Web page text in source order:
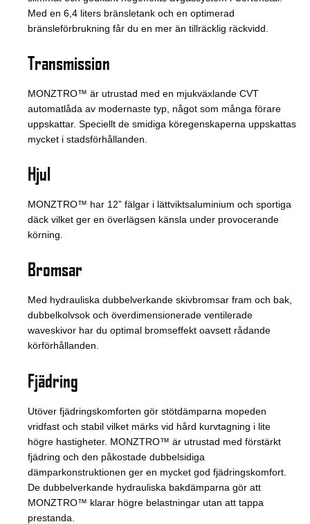
Med en 6,4 liters bränsletank och en optimerad
bränsleförbrukning får du en mer än tillräcklig räckvidd.
Transmission
MONZTRO™ är utrustad med en mjukväxlande CVT
automatlåda av modernaste typ, något som många förare
uppskattar. Speciellt de smidiga köregenskaperna uppskattas
mycket i stadsförhållanden.
Hjul
MONZTRO™ har 12” fälgar i lättviktsaluminium och sportiga
däck vilket ger en överlägsen känsla under provocerande
körning.
Bromsar
Med hydrauliska dubbelverkande skivbromsar fram och bak,
dubbelkolvsok och överdimensionerade ventilerade
waveskivor har du optimal bromseffekt oavsett rådande
körförhållanden.
Fjädring
Utöver fjädringskomforten gör stötdämparna mopeden
vridfast och stabil vilket märks vid hård kurvtagning i lite
högre hastigheter. MONZTRO™ är utrustad med förstärkt
fjädring och den påkostade dubbelsidiga
dämparkonstruktionen ger en mycket god fjädringskomfort.
De dubbelverkande hydrauliska bakdämparna gör att
MONZTRO™ klarar högre belastningar utan att tappa
prestanda.